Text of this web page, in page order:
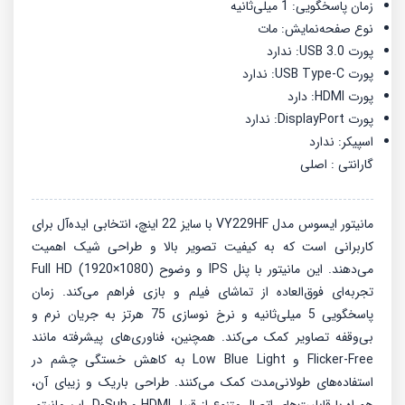
زمان پاسخگویی: 1 میلی‌ثانیه
نوع صفحه‌نمایش: مات
پورت USB 3.0: ندارد
پورت USB Type-C: ندارد
پورت HDMI: دارد
پورت DisplayPort: ندارد
اسپیکر: ندارد
گارانتی : اصلی
مانیتور ایسوس مدل VY229HF با سایز 22 اینچ، انتخابی ایده‌آل برای
کاربرانی است که به کیفیت تصویر بالا و طراحی شیک اهمیت
می‌دهند. این مانیتور با پنل IPS و وضوح Full HD (1920×1080)
تجربه‌ای فوق‌العاده از تماشای فیلم و بازی فراهم می‌کند. زمان
پاسخگویی 5 میلی‌ثانیه و نرخ نوسازی 75 هرتز به جریان نرم و
بی‌وقفه تصاویر کمک می‌کند. همچنین، فناوری‌های پیشرفته مانند
Flicker-Free و Low Blue Light به کاهش خستگی چشم در
استفاده‌های طولانی‌مدت کمک می‌کنند. طراحی باریک و زیبای آن،